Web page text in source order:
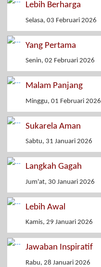
Lebih Berharga
Selasa, 03 Februari 2026
Yang Pertama
Senin, 02 Februari 2026
Malam Panjang
Minggu, 01 Februari 2026
Sukarela Aman
Sabtu, 31 Januari 2026
Langkah Gagah
Jum'at, 30 Januari 2026
Lebih Awal
Kamis, 29 Januari 2026
Jawaban Inspiratif
Rabu, 28 Januari 2026